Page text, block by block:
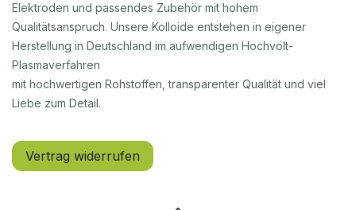
Elektroden und passendes Zubehör mit hohem
Qualitätsanspruch. Unsere Kolloide entstehen in eigener
Herstellung in Deutschland im aufwendigen Hochvolt-
Plasmaverfahren
mit hochwertigen Rohstoffen, transparenter Qualität und viel
Liebe zum Detail.
Vertrag widerrufen